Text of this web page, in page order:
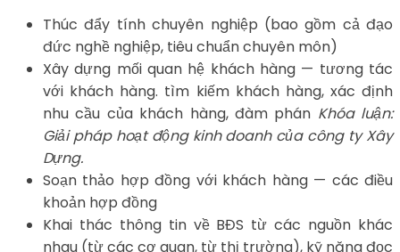
Thúc đẩy tính chuyên nghiệp (bao gồm cả đạo
đức nghề nghiệp, tiêu chuẩn chuyên môn)
Xây dựng mối quan hệ khách hàng — tương tác
với khách hàng. tìm kiếm khách hàng, xác định
nhu cầu của khách hàng, đàm phán Khóa luận:
Giải pháp hoạt động kinh doanh của công ty Xây
Dựng.
Soạn thảo hợp đồng với khách hàng — các điều
khoản hợp đồng
Khai thác thông tin về BĐS từ các nguồn khác
nhau (từ các cơ quan, từ thị trường), kỹ năng đọc